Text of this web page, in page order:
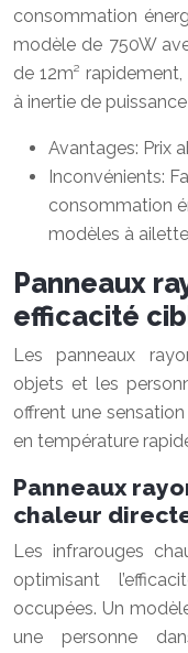
consommation
modèle de 750W
de 12m²
à inertie de
Avantages: Prix
Inconvénients:
consommation
modèles à
Panneaux
efficacité
Les panneaux
objets et les
offrent une
en température
Panneaux
chaleur
Les infrarouges
optimisant
occupées. Un
une personne